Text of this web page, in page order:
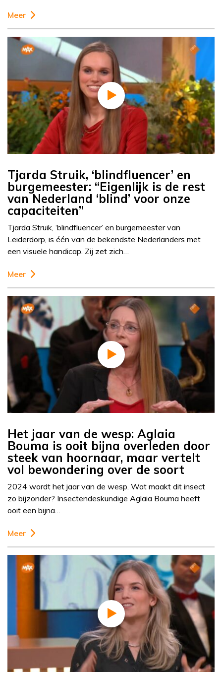
Meer
Tjarda Struik, ‘blindfluencer’ en
burgemeester: “Eigenlijk is de rest
van Nederland ‘blind’ voor onze
capaciteiten”
Tjarda Struik, ‘blindfluencer’ en burgemeester van
Leiderdorp, is één van de bekendste Nederlanders met
een visuele handicap. Zij zet zich…
Meer
Het jaar van de wesp: Aglaia
Bouma is ooit bijna overleden door
steek van hoornaar, maar vertelt
vol bewondering over de soort
2024 wordt het jaar van de wesp. Wat maakt dit insect
zo bijzonder? Insectendeskundige Aglaia Bouma heeft
ooit een bijna…
Meer